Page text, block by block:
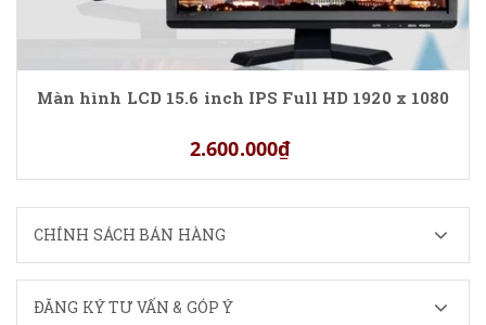
Màn hình LCD 15.6 inch IPS Full HD 1920 x 1080
2.600.000₫
CHÍNH SÁCH BÁN HÀNG
ĐĂNG KÝ TƯ VẤN & GÓP Ý